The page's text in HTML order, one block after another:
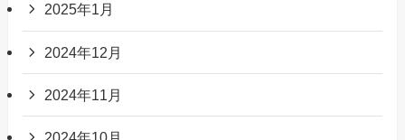
2025年1月
2024年12月
2024年11月